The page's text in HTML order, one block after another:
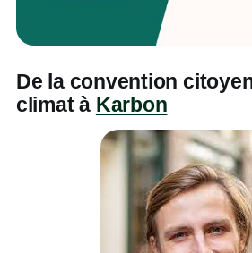
De la convention
climat à Karbon